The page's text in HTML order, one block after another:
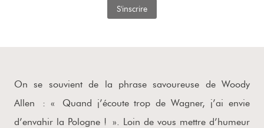
S'inscrire
On se souvient de la phrase savoureuse de Woody
Allen : « Quand j’écoute trop de Wagner, j’ai envie
d’envahir la Pologne ! ». Loin de vous mettre d’humeur